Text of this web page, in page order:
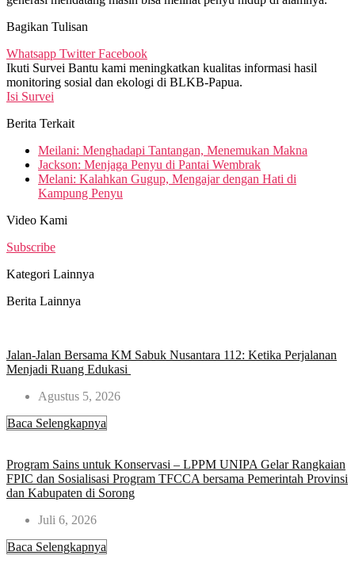
Bagikan Tulisan
Whatsapp Twitter Facebook
Ikuti Survei Bantu kami meningkatkan kualitas informasi hasil
monitoring sosial dan ekologi di BLKB-Papua.
Isi Survei
Berita Terkait
Meilani: Menghadapi Tantangan, Menemukan Makna
Jackson: Menjaga Penyu di Pantai Wembrak
Melani: Kalahkan Gugup, Mengajar dengan Hati di
Kampung Penyu
Video Kami
Subscribe
Kategori Lainnya
Berita Lainnya
Jalan-Jalan Bersama KM Sabuk Nusantara 112: Ketika Perjalanan
Menjadi Ruang Edukasi ​
Agustus 5, 2026
Baca Selengkapnya
Program Sains untuk Konservasi – LPPM UNIPA Gelar Rangkaian
FPIC dan Sosialisasi Program TFCCA bersama Pemerintah Provinsi
dan Kabupaten di Sorong
Juli 6, 2026
Baca Selengkapnya